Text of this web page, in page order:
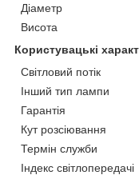
Діаметр
Висота
Користувацькі
Світловий потік
Інший тип лампи
Гарантія
Кут розсіювання
Термін служби
Індекс світлопередачі